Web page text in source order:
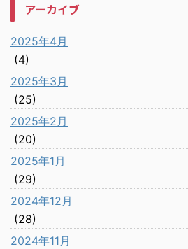
アーカイブ
2025年4月
(4)
2025年3月
(25)
2025年2月
(20)
2025年1月
(29)
2024年12月
(28)
2024年11月